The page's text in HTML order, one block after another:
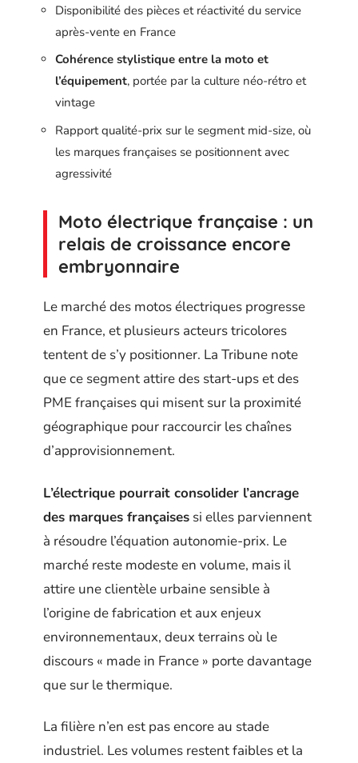
Disponibilité des pièces et réactivité du service
après-vente en France
Cohérence stylistique entre la moto et
l’équipement, portée par la culture néo-rétro et
vintage
Rapport qualité-prix sur le segment mid-size, où
les marques françaises se positionnent avec
agressivité
Moto électrique française : un
relais de croissance encore
embryonnaire
Le marché des motos électriques progresse
en France, et plusieurs acteurs tricolores
tentent de s’y positionner. La Tribune note
que ce segment attire des start-ups et des
PME françaises qui misent sur la proximité
géographique pour raccourcir les chaînes
d’approvisionnement.
L’électrique pourrait consolider l’ancrage
des marques françaises si elles parviennent
à résoudre l’équation autonomie-prix. Le
marché reste modeste en volume, mais il
attire une clientèle urbaine sensible à
l’origine de fabrication et aux enjeux
environnementaux, deux terrains où le
discours « made in France » porte davantage
que sur le thermique.
La filière n’en est pas encore au stade
industriel. Les volumes restent faibles et la